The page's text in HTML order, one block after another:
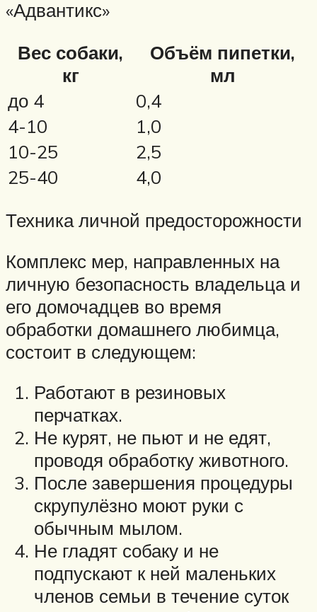
«Адвантикс»
Вес собаки,
кг
Объём пипетки,
мл
до 4
0,4
4-10
1,0
10-25
2,5
25-40
4,0
Техника личной предосторожности
Комплекс мер, направленных на
личную безопасность владельца и
его домочадцев во время
обработки домашнего любимца,
состоит в следующем:
Работают в резиновых
перчатках.
Не курят, не пьют и не едят,
проводя обработку животного.
После завершения процедуры
скрупулёзно моют руки с
обычным мылом.
Не гладят собаку и не
подпускают к ней маленьких
членов семьи в течение суток